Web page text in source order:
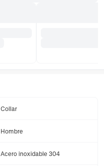
Collar
Hombre
Acero inoxidable 304